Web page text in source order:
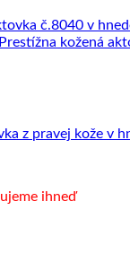
z pravej kože v
ihneď